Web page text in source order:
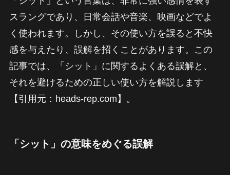
スラングであり、日常会話や音楽、映画などでよ
く使われます。しかし、その使い方を誤ると不快
感を与えたり、誤解を招くことがあります。この
記事では、「シット」に関するよくある誤解と、
それを避けるための正しい使い方を解説します
【引用元：heads-rep.com】。
「シット」の意味をめぐる誤解